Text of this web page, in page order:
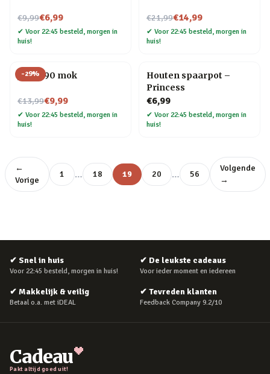
€9,99
Nu voor€6,99
✔ Voor 22:45 besteld, morgen in
huis!
€21,99
Nu voor€14,99
✔ Voor 22:45 besteld, morgen in
huis!
-29%
Jaren 90 mok
€13,99
Nu voor€9,99
✔ Voor 22:45 besteld, morgen in
huis!
Houten spaarpot –
Princess
€6,99
✔ Voor 22:45 besteld, morgen in
huis!
←
Vorige
1 … 18 19 20 … 56
Volgende
→
✔ Snel in huis
Voor 22:45 besteld, morgen in huis!
✔ De leukste cadeaus
Voor ieder moment en iedereen
✔ Makkelijk & veilig
Betaal o.a. met iDEAL
✔ Tevreden klanten
Feedback Company 9.2/10
Cadeau
Pakt altijd goed uit!